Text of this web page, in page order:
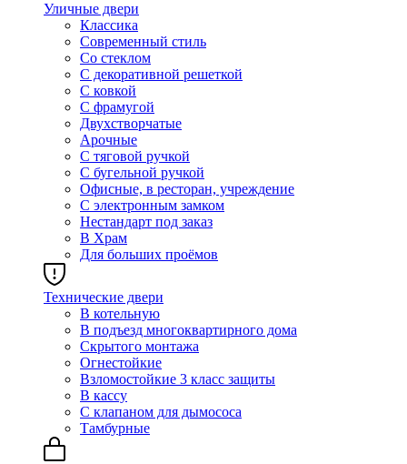
Уличные двери
Классика
Современный стиль
Со стеклом
С декоративной решеткой
С ковкой
С фрамугой
Двухстворчатые
Арочные
С тяговой ручкой
С бугельной ручкой
Офисные, в ресторан, учреждение
С электронным замком
Нестандарт под заказ
В Храм
Для больших проёмов
Технические двери
В котельную
В подъезд многоквартирного дома
Скрытого монтажа
Огнестойкие
Взломостойкие 3 класс защиты
В кассу
С клапаном для дымососа
Тамбурные